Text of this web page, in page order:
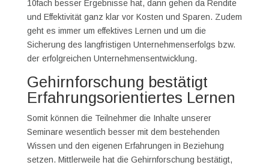
10fach besser Ergebnisse hat, dann gehen da Rendite
und Effektivität ganz klar vor Kosten und Sparen. Zudem
geht es immer um effektives Lernen und um die
Sicherung des langfristigen Unternehmenserfolgs bzw.
der erfolgreichen Unternehmensentwicklung.
Gehirnforschung bestätigt
Erfahrungsorientiertes Lernen
Somit können die Teilnehmer die Inhalte unserer
Seminare wesentlich besser mit dem bestehenden
Wissen und den eigenen Erfahrungen in Beziehung
setzen. Mittlerweile hat die Gehirnforschung bestätigt,